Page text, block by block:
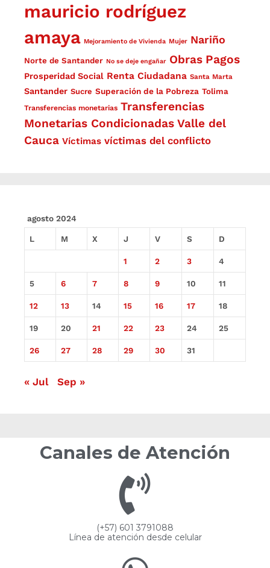
mauricio rodríguez
amaya Mejoramiento de Vivienda Mujer Nariño
Norte de Santander No se deje engañar Obras Pagos
Prosperidad Social Renta Ciudadana Santa Marta
Santander Sucre Superación de la Pobreza Tolima
Transferencias monetarias Transferencias
Monetarias Condicionadas Valle del
Cauca Víctimas víctimas del conflicto
agosto 2024
L M X J V S D
1 2 3 4
5 6 7 8 9 10 11
12 13 14 15 16 17 18
19 20 21 22 23 24 25
26 27 28 29 30 31
« Jul Sep »
Canales de Atención
(+57) 601 3791088
Línea de atención desde celular